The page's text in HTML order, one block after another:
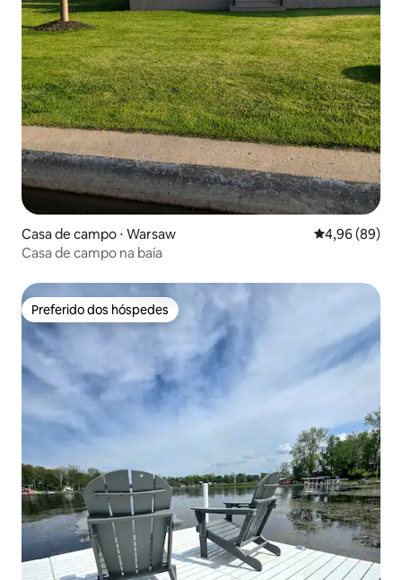
Casa de campo ⋅ Warsaw 4,96 de uma
4,96 (89)
Casa de campo na baía
Preferido dos hóspedes
Preferido dos hóspedes